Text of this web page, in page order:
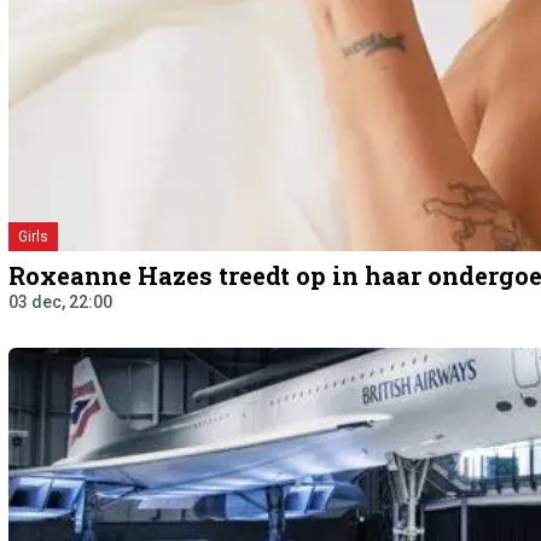
Girls
Roxeanne Hazes treedt op in haar
03 dec, 22:00